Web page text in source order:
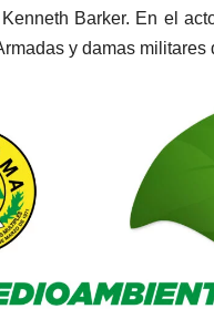
Barker. En el
y damas militares